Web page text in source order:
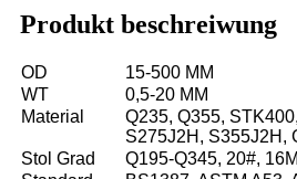
Produkt beschreiwung
OD
15-500 MM
WT
0,5-20 MM
Material
Q235, Q355,
S275J2H, S355J2H,
Stol Grad
Q195-Q345, 20#,